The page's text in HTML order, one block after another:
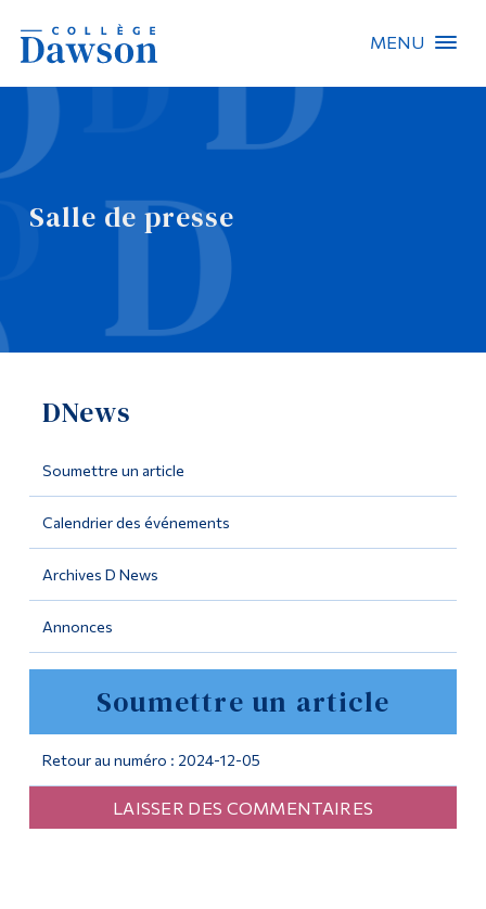
MENU
Salle de presse
DNews
Soumettre un article
Calendrier des événements
Archives D News
Annonces
Soumettre un article
Retour au numéro : 2024-12-05
LAISSER DES COMMENTAIRES
Recherche sur le site
Recherche de personnes
EN
Omnivox
Outils
Programmes
Formation continue
Admissions
Qui vous êtes